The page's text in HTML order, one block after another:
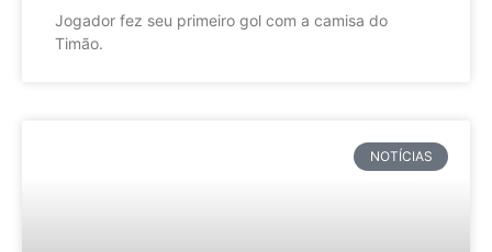
Jogador fez seu primeiro gol com a camisa do
Timão.
NOTÍCIAS